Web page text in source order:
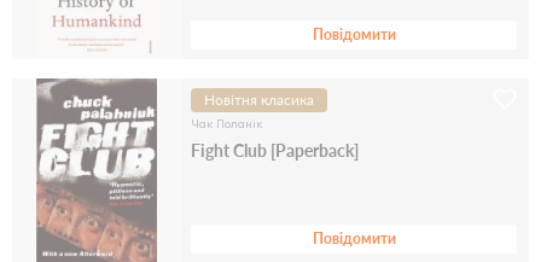
Повідомити
Новітня класика
Чак Поланік
Fight Club [Paperback]
Повідомити